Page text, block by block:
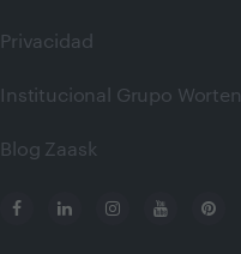
Privacidad
Institucional Grupo Worten
Blog Zaask